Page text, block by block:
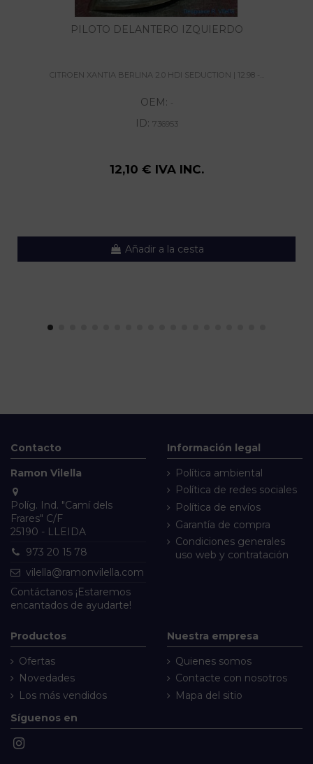
PILOTO DELANTERO IZQUIERDO
CITROEN XANTIA BERLINA 2.0 HDI SEDUCTION | 12.98 -...
OEM: -
ID: 736953
12,10 € IVA INC.
Añadir a la cesta
Contacto
Ramon Vilella
Políg. Ind. "Camí dels
Frares" C/F
25190 - LLEIDA
973 20 15 78
vilella@ramonvilella.com
Contáctanos ¡Estaremos
encantados de ayudarte!
Información legal
Política ambiental
Política de redes sociales
Política de envíos
Garantía de compra
Condiciones generales
uso web y contratación
Productos
Ofertas
Novedades
Los más vendidos
Nuestra empresa
Quienes somos
Contacte con nosotros
Mapa del sitio
Síguenos en